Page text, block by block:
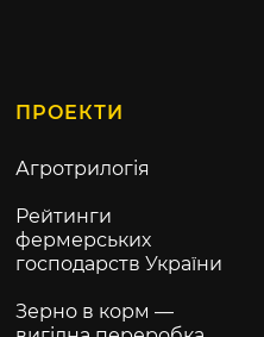
ПРОЕКТИ
Агротрилогія
Рейтинги
фермерських
господарств України
Зерно в корм —